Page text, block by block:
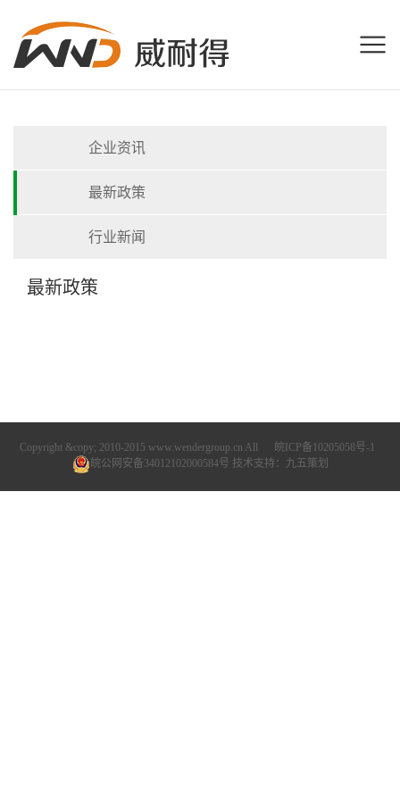
企业资讯
最新政策
行业新闻
最新政策
Copyright &copy; 2010-2015 www.wendergroup.cn All
皖ICP备10205058号-1
皖公网安备34012102000584号 技术支持： 九五策划